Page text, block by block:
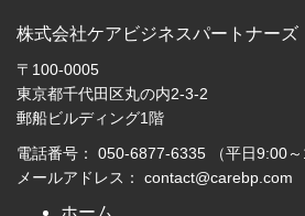
株式会社ケアビジネスパートナーズ
〒100-0005
東京都千代田区丸の内2-3-2
郵船ビルディング1階
電話番号： 050-6877-6335 （平日9:00～
メールアドレス： contact@carebp.com